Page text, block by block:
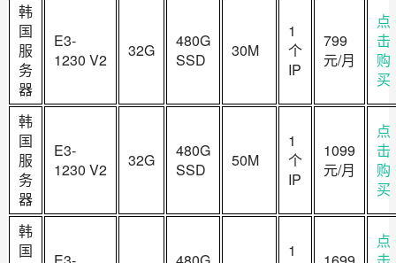
韩
国
服
务
器
E3-
1230 V2
32G
480G
SSD
30M
1
个
IP
799
元/月
点
击
购
买
韩
国
服
务
器
E3-
1230 V2
32G
480G
SSD
50M
1
个
IP
1099
元/月
点
击
购
买
韩
国
1
点